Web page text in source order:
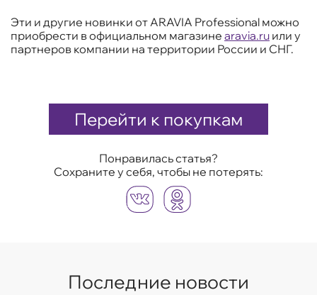
Эти и другие новинки от ARAVIA Professional можно
приобрести в официальном магазине aravia.ru или у
партнеров компании на территории России и СНГ.
Перейти к покупкам
Понравилась статья?
Сохраните у себя, чтобы не потерять:
Последние новости